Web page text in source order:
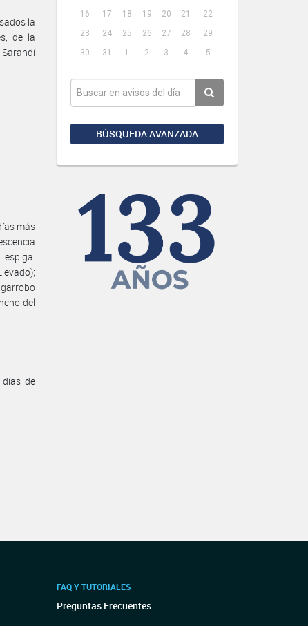
16
17 18 19 20 21
22
23
24 25 26 27 28
29
30
31 1 2 3 4 5
BÚSQUEDA AVANZADA
la
de la
más
del
días de
FAQ Y TUTORIALES
Preguntas Frecuentes